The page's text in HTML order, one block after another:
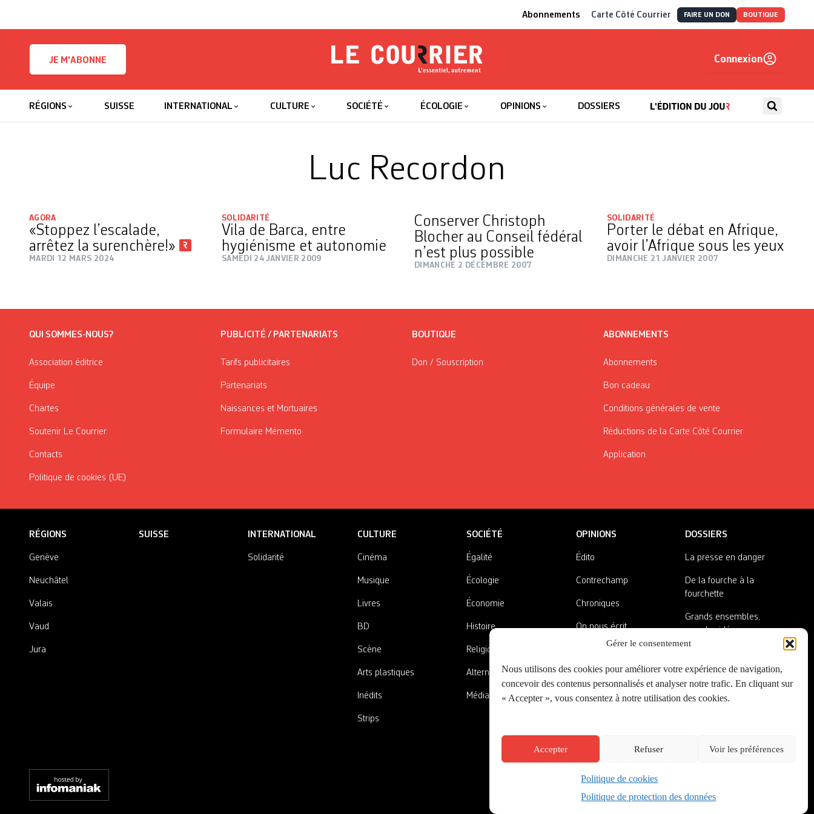
Gérer le consentement
Nous utilisons des cookies pour améliorer votre expérience de navigation,
concevoir des contenus personnalisés et analyser notre trafic. En cliquant sur
« Accepter », vous consentez à notre utilisation des cookies.
Accepter Refuser Voir les préférences
Politique de cookies
Politique de protection des données
Abonnements Carte Côté Courrier FAIRE UN DON BOUTIQUE
JE M'ABONNE
Le Courrier
Connexion
RÉGIONS SUISSE INTERNATIONAL CULTURE SOCIÉTÉ ÉCOLOGIE OPINIONS DOSSIERS
Luc Recordon
AGORA
«Stoppez l’escalade,
arrêtez la surenchère!»
MARDI 12 MARS 2024
SOLIDARITÉ
Vila de Barca, entre
hygiénisme et autonomie
SAMEDI 24 JANVIER 2009
Conserver Christoph
Blocher au Conseil fédéral
n’est plus possible
DIMANCHE 2 DÉCEMBRE 2007
SOLIDARITÉ
Porter le débat en Afrique,
avoir l’Afrique sous les yeux
DIMANCHE 21 JANVIER 2007
QUI SOMMES-NOUS?
Association éditrice
Équipe
Chartes
Soutenir Le Courrier
Contacts
Politique de cookies (UE)
PUBLICITÉ / PARTENARIATS
Tarifs publicitaires
Partenariats
Naissances et Mortuaires
Formulaire Mémento
BOUTIQUE
Don / Souscription
ABONNEMENTS
Abonnements
Bon cadeau
Conditions générales de vente
Réductions de la Carte Côté Courrier
Application
RÉGIONS
Genève
Neuchâtel
Valais
Vaud
Jura
SUISSE INTERNATIONAL
Solidarité
CULTURE
Cinéma
Musique
Livres
BD
Scène
Arts plastiques
Inédits
Strips
SOCIÉTÉ
Égalité
Écologie
Économie
Histoire
Religions
Alternatives
Médias
OPINIONS
Édito
Contrechamp
Chroniques
On nous écrit
A côté de la plaque
DOSSIERS
La presse en danger
De la fourche à la
fourchette
Grands ensembles,
grandes idées
Créé par